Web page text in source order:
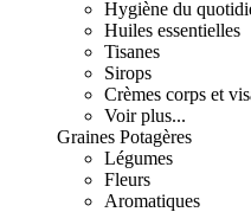
Hygiène du
Huiles essentielles
Tisanes
Sirops
Crèmes corps et
Voir plus...
Graines Potagères
Légumes
Fleurs
Aromatiques